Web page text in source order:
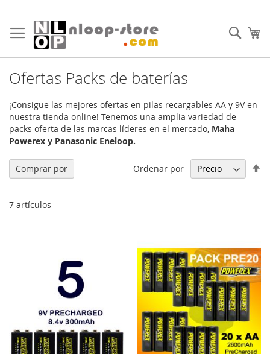
al
contenido
Ofertas Packs de baterías
¡Consigue las mejores ofertas en pilas recargables AA y 9V en
nuestra tienda online! Tenemos una amplia variedad de
packs oferta de las marcas líderes en el mercado, Maha
Powerex y Panasonic Eneloop.
Comprar por
7 artículos
Ordenar por